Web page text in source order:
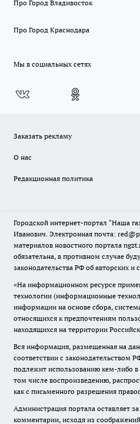
Про Город Владивосток
Про Город Краснодара
Мы в социальных сетях
Заказать рекламу
О нас
Редакционная политика
Городской интернет-портал "Наша
Иванович. Электронная почта:
материалов новостного портала
обязательна, в противном случае
законодательства РФ об авторских и
«На информационном ресурсе
технологии (информационные
информации на основе сбора,
относящихся к предпочтениям
находящихся на территории
Вся информация, размещенная на
соответствии с законодательством
подлежит использованию кем-либо
том числе воспроизведению,
как с письменного разрешения
Администрация портала оставляет
комментарии, исходя из